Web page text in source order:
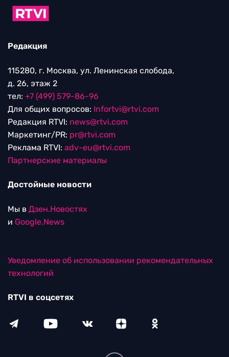
Редакция
115280, г. Москва, ул. Ленинская слобода,
д. 26, этаж 2
тел: +7 (499) 579-86-96
Для общих вопросов: Infortvi@rtvi.com
Редакция RTVI: news@rtvi.com
Маркетинг/PR: pr@rtvi.com
Реклама RTVI: adv-eu@rtvi.com
Партнерские материалы
Достойные новости
Мы в Дзен.Новостях
и Google.News
Уведомление об использовании рекомендательных
технологий
RTVI в соцсетях